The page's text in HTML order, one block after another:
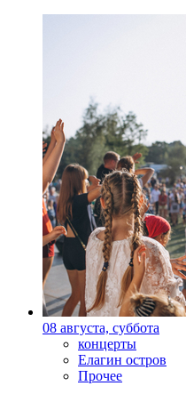
08 августа, суббота
концерты
Елагин остров
Прочее